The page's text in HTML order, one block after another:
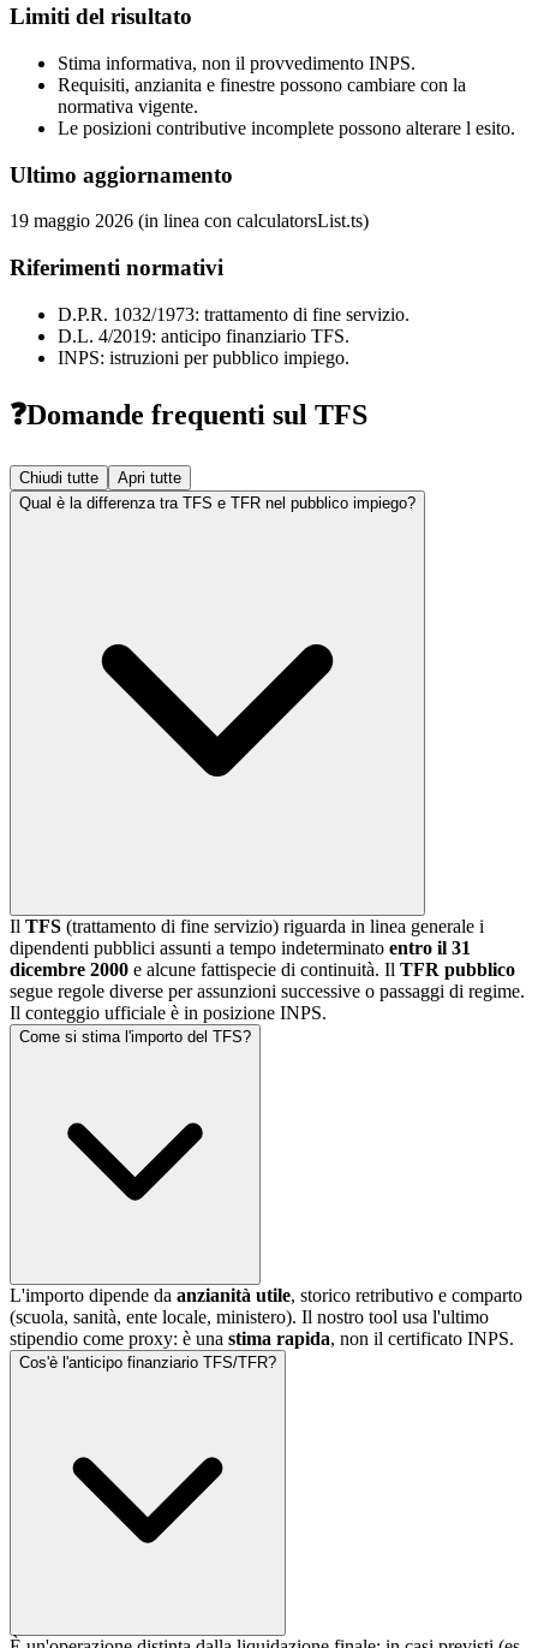
Limiti del risultato
Stima informativa, non il provvedimento INPS.
Requisiti, anzianita e finestre possono cambiare con la
normativa vigente.
Le posizioni contributive incomplete possono alterare l esito.
Ultimo aggiornamento
19 maggio 2026 (in linea con calculatorsList.ts)
Riferimenti normativi
D.P.R. 1032/1973: trattamento di fine servizio.
D.L. 4/2019: anticipo finanziario TFS.
INPS: istruzioni per pubblico impiego.
❓Domande frequenti sul TFS
Chiudi tutte
Apri tutte
Qual è la differenza tra TFS e TFR nel pubblico impiego?
Il TFS (trattamento di fine servizio) riguarda in linea generale i
dipendenti pubblici assunti a tempo indeterminato entro il 31
dicembre 2000 e alcune fattispecie di continuità. Il TFR pubblico
segue regole diverse per assunzioni successive o passaggi di regime.
Il conteggio ufficiale è in posizione INPS.
Come si stima l'importo del TFS?
L'importo dipende da anzianità utile, storico retributivo e comparto
(scuola, sanità, ente locale, ministero). Il nostro tool usa l'ultimo
stipendio come proxy: è una stima rapida, non il certificato INPS.
Cos'è l'anticipo finanziario TFS/TFR?